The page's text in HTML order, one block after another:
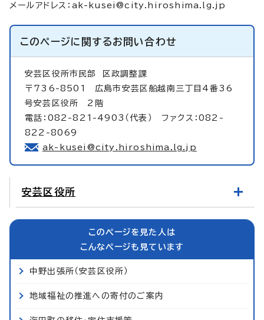
メールアドレス： ak-kusei@city.hiroshima.lg.jp
このページに関するお問い合わせ
安芸区役所市民部
区政調整課
〒736-8501 広島市安芸区船越南三丁目4番36
号安芸区役所 2階
電話：082-821-4903（代表） ファクス：082-
822-8069
ak-kusei@city.hiroshima.lg.jp
安芸区役所
このページを見た人は
こんなページも見ています
中野出張所（安芸区役所）
地域福祉の推進への寄付のご案内